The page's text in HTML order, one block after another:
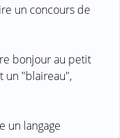
un concours de
bonjour au petit
un "blaireau",
un langage